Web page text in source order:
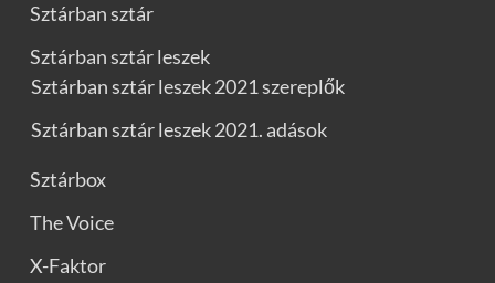
Sztárban sztár
Sztárban sztár leszek
Sztárban sztár leszek 2021 szereplők
Sztárban sztár leszek 2021. adások
Sztárbox
The Voice
X-Faktor